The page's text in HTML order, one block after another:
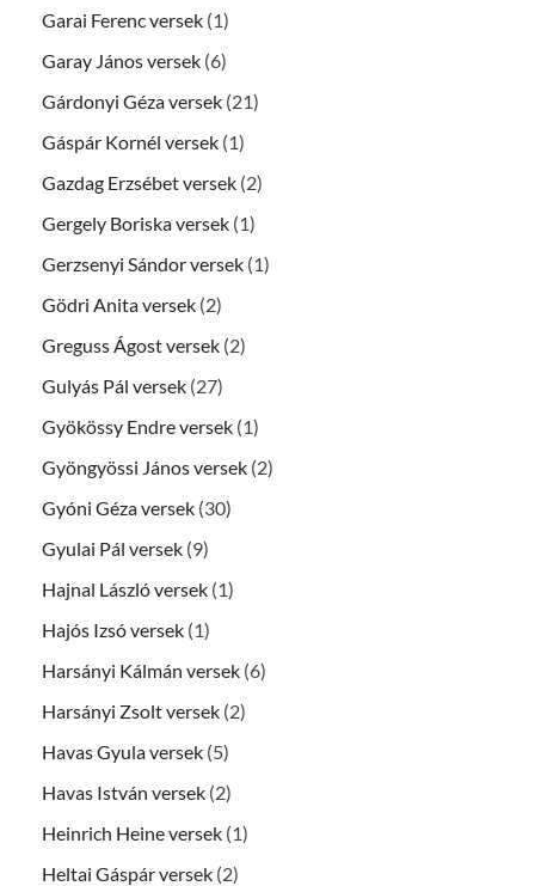
Garai Ferenc versek (1)
Garay János versek (6)
Gárdonyi Géza versek (21)
Gáspár Kornél versek (1)
Gazdag Erzsébet versek (2)
Gergely Boriska versek (1)
Gerzsenyi Sándor versek (1)
Gödri Anita versek (2)
Greguss Ágost versek (2)
Gulyás Pál versek (27)
Gyökössy Endre versek (1)
Gyöngyössi János versek (2)
Gyóni Géza versek (30)
Gyulai Pál versek (9)
Hajnal László versek (1)
Hajós Izsó versek (1)
Harsányi Kálmán versek (6)
Harsányi Zsolt versek (2)
Havas Gyula versek (5)
Havas István versek (2)
Heinrich Heine versek (1)
Heltai Gáspár versek (2)